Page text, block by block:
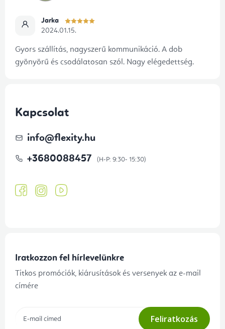
Jarka
2024.01.15.
Gyors szállítás, nagyszerű kommunikáció. A dob
gyönyörű és csodálatosan szól. Nagy elégedettség.
Kapcsolat
info@flexity.hu
+3680088457
Iratkozzon fel hírlevelünkre
Titkos promóciók, kiárusítások és versenyek az e-mail
címére
Feliratkozás